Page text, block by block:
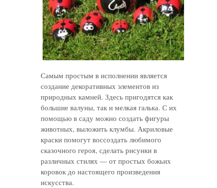
Самым простым в исполнении является
создание декоративных элементов из
природных камней. Здесь пригодятся как
большие валуны, так и мелкая галька. С их
помощью в саду можно создать фигуры
животных, выложить клумбы. Акриловые
краски помогут воссоздать любимого
сказочного героя, сделать рисунки в
различных стилях — от простых божьих
коровок до настоящего произведения
искусства.